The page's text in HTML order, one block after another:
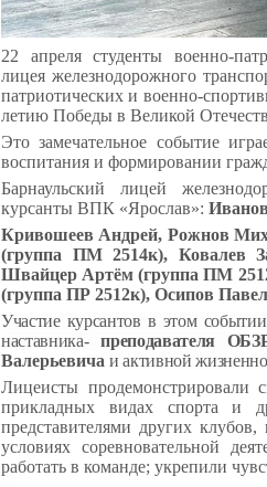
22 апреля студенты военно-
лицея железнодорожного
патриотических и военно-
летию Победы в Великой
Это замечательное событие
воспитания и формировании
Барнаульский лицей
курсанты ВПК «Ярослав»:
Кривошеев Андрей, Рожнов
(группа ПМ 2514к), Ковалев
Швайцер Артём (группа ПМ
(группа ПР 2512к), Осипов
Участие курсантов в этом
наставника-преподавателя
Валерьевича и активной
Лицеисты продемонстрировали
прикладных видах спорта и
представителями других
условиях соревновательной
работать в команде; укрепили